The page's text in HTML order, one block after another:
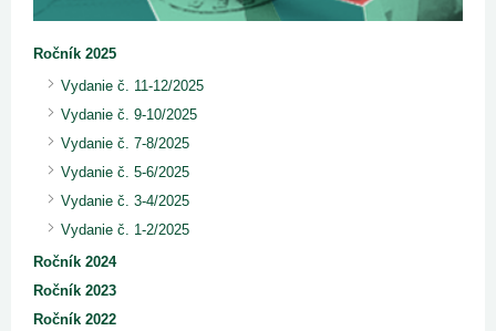
Ročník 2025
Vydanie č. 11-12/2025
Vydanie č. 9-10/2025
Vydanie č. 7-8/2025
Vydanie č. 5-6/2025
Vydanie č. 3-4/2025
Vydanie č. 1-2/2025
Ročník 2024
Ročník 2023
Ročník 2022